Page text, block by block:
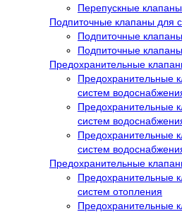
Перепускные
Подпиточные клапаны для
Подпиточные
Подпиточные
Предохранительные
Предохранительные
систем
Предохранительные
систем
Предохранительные
систем
Предохранительные
Предохранительные
систем отопления
Предохранительные